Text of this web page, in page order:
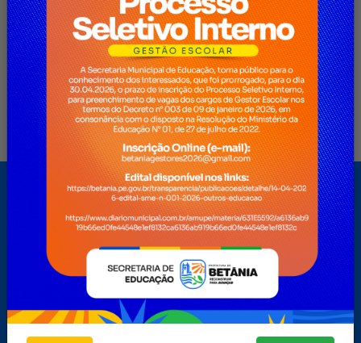
Mapa do Site
A Prefeitura
API Dados
Cidadão
Contracheque
Contratos